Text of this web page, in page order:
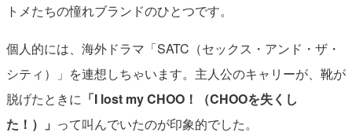
トメたちの憧れブランドのひとつです。
個人的には、海外ドラマ「SATC（セックス・アンド・ザ・
シティ）」を連想しちゃいます。主人公のキャリーが、靴が
脱げたときに 「I lost my CHOO！（CHOOを失くし
た！）」 って叫んでいたのが印象的でした。